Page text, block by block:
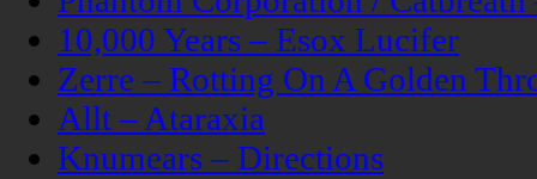
10,000 Years – Esox Lucifer
Zerre – Rotting On A Golden
Allt – Ataraxia
Knumears – Directions